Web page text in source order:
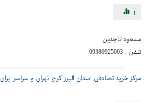
1
مسعود تاجدین
تلفن : 09380925003
مرکز خرید تصادفی استان البرز کرج تهران و سراسر ایران